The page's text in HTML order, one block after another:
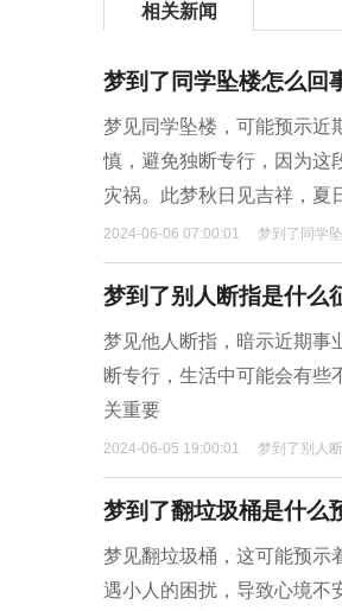
相关新闻
梦到了同学坠楼怎么回
梦见同学坠楼，可能预示近
慎，避免独断专行，因为这
灾祸。此梦秋日见吉祥，夏
2024-06-06 07:00:01 梦到了同学
梦到了别人断指是什么
梦见他人断指，暗示近期事
断专行，生活中可能会有些
关重要
2024-06-05 19:00:01 梦到了别人
梦到了翻垃圾桶是什么
梦见翻垃圾桶，这可能预示
遇小人的困扰，导致心境不